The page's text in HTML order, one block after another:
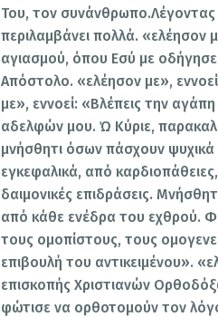
Του, τον συνάνθρωπο.Λέγοντας
περιλαμβάνει πολλά. «ελέησον
αγιασμού, όπου Εσύ με
Απόστολο. «ελέησον με»,
με», εννοεί: «Βλέπεις την
αδελφών μου. Ώ Κύριε,
μνήσθητι όσων πάσχουν
εγκεφαλικά, από
δαιμονικές επιδράσεις.
από κάθε ενέδρα του εχθρού.
τους ομοπίστους, τους
επιβουλή του αντικειμένου».
επισκοπής Χριστιανών
φώτισε να ορθοτομούν τον